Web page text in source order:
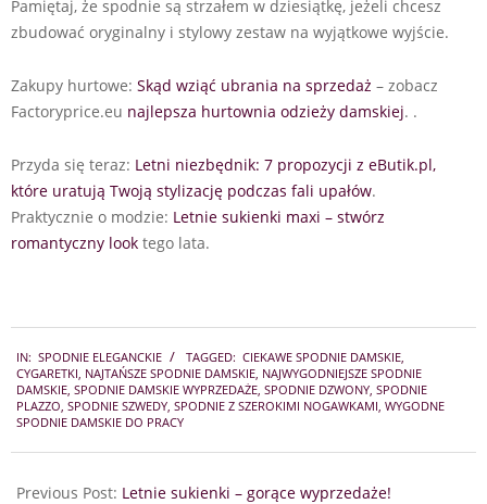
Pamiętaj, że spodnie są strzałem w dziesiątkę, jeżeli chcesz
zbudować oryginalny i stylowy zestaw na wyjątkowe wyjście.
Zakupy hurtowe: Skąd wziąć ubrania na sprzedaż – zobacz
Factoryprice.eu najlepsza hurtownia odzieży damskiej. .
Przyda się teraz: Letni niezbędnik: 7 propozycji z eButik.pl,
które uratują Twoją stylizację podczas fali upałów.
Praktycznie o modzie: Letnie sukienki maxi – stwórz
romantyczny look tego lata.
08-
16
IN: SPODNIE ELEGANCKIE TAGGED: CIEKAWE SPODNIE DAMSKIE,
CYGARETKI, NAJTAŃSZE SPODNIE DAMSKIE, NAJWYGODNIEJSZE SPODNIE
DAMSKIE, SPODNIE DAMSKIE WYPRZEDAŻE, SPODNIE DZWONY, SPODNIE
PLAZZO, SPODNIE SZWEDY, SPODNIE Z SZEROKIMI NOGAWKAMI, WYGODNE
SPODNIE DAMSKIE DO PRACY
Previous Post: Letnie sukienki – gorące wyprzedaże!